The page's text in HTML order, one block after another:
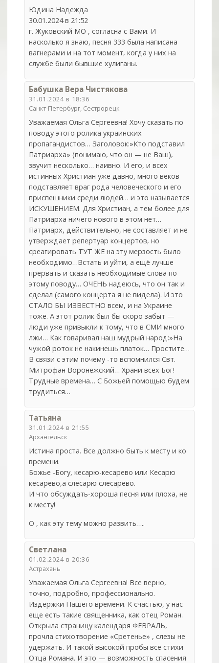
Юдина Надежда
30.01.2024 в 21:52
г. Жуковский МО , согласна с Вами. И
насколько я знаю, песня 333 была написана
вагнерами и на тот момент, когда у них на
службе были бывшие хулиганы.
Бабушка Вера Чистякова
31.01.2024 в 18:36
Санкт-Петербург, Сестрорецк
Уважаемая Ольга Сергеевна! Хочу сказать по
поводу этого ролика украинских
пропагандистов… Заголовок:»Кто подставил
Патриарха» (понимаю, что он — не Ваш),
звучит несколько… наивно. И его, и всех
истинных Христиан уже давно, много веков
подставляет враг рода человеческого и его
приспешники среди людей… и это называется
ИСКУШЕНИЕМ. Для Христиан, а тем более для
Патриарха ничего нового в этом нет…
Патриарх, действительно, не составляет и не
утверждает репертуар концертов, но
среагировать ТУТ ЖЕ на эту мерзость было
необходимо…Встать и уйти, а ещё лучше
прервать и сказать необходимые слова по
этому поводу… ОЧЕНЬ надеюсь, что он так и
сделал (самого концерта я не видела). И это
СТАЛО БЫ ИЗВЕСТНО всем, и на Украине
тоже. А этот ролик был бы скоро забыт —
люди уже привыкли к тому, что в СМИ много
лжи… Как говаривал наш мудрый народ:»На
чужой роток не накинешь платок… Простите…
В связи с этим почему -то вспомнился Свт.
Митрофан Воронежский… Храни всех Бог!
Трудные времена… С Божьей помощью будем
трудиться…
Татьяна
31.01.2024 в 21:55
Архангельск
Истина проста. Все должно быть к месту и ко
времени.
Божье -Богу, кесарю-кесарево или Кесарю
кесарево,а слесарю слесарево.
И что обсуждать-хороша песня или плоха, не
к месту!
О , как эту тему можно развить…..
Светлана
01.02.2024 в 20:36
Астрахань
Уважаемая Ольга Сергеевна! Все верно,
точно, подробно, профессионально.
Издержки Нашего времени. К счастью, у нас
еще есть такие священника, как отец Роман.
Открыла страницу календаря ФЕВРАЛЬ,
прочла стихотворение «Сретенье» , слезы не
удержать. И такой высокой пробы все стихи
Отца Романа. И это — возможность спасения